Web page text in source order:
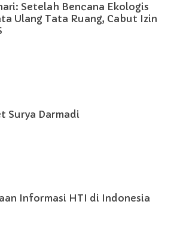
Setelah Bencana Ekologis
Ulang Tata Ruang, Cabut Izin
Surya Darmadi
Informasi HTI di Indonesia